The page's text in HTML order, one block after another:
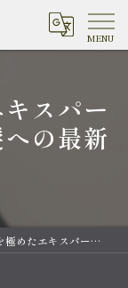
スパー
の最新
トが教える安心と美髪への最新アプローチ